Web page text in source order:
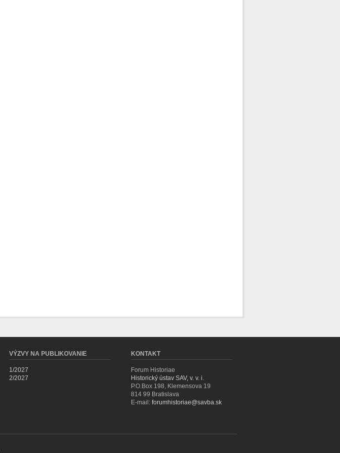
VÝZVY NA PUBLIKOVANIE
1/2027
2/2027
KONTAKT
Forum Historiae
Historický ústav SAV, v. v. i.
P.O.Box 198, Klemensova 19
814 99 Bratislava
E-mail: forumhistoriae@savba.sk